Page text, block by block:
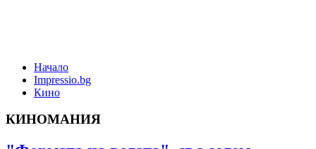
Начало
Impressio.bg
Кино
КИНОМАНИЯ